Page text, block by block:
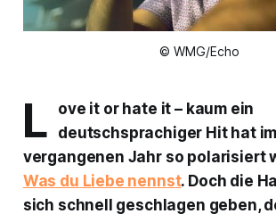
© WMG/Echo
L
ove it or hate it – kaum ein
deutschsprachiger Hit hat im
vergangenen Jahr so polarisiert
Was du Liebe nennst. Doch die
sich schnell geschlagen geben,